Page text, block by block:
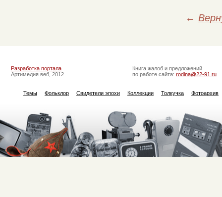
←
Разработка портала
Артимедия веб, 2012
Книга жалоб и предложений
по работе сайта: rodina@22-91.ru
Темы Фольклор Свидетели эпохи Коллекции Толкучка Фотоархив